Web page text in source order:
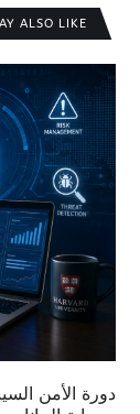
ALSO LIKE
دورة الأمن